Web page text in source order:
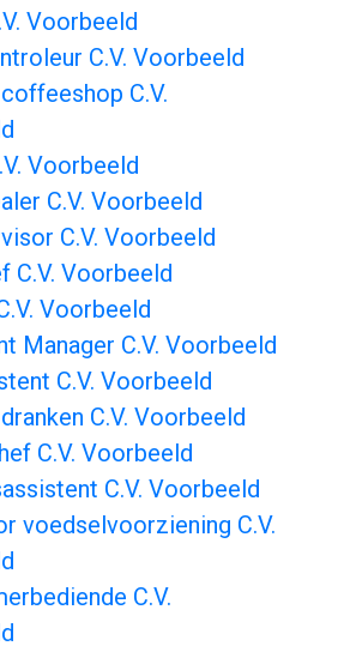
Voorbeeld
C.V. Voorbeeld
C.V.
Voorbeeld
C.V. Voorbeeld
C.V. Voorbeeld
C.V. Voorbeeld
Voorbeeld
Manager C.V. Voorbeeld
C.V. Voorbeeld
C.V. Voorbeeld
C.V. Voorbeeld
C.V. Voorbeeld
voedselvoorziening C.V.
C.V.